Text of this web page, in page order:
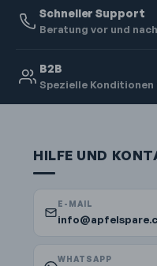
Schneller Support
Beratung vor und
B2B
Spezielle
HILFE UND
E-MAIL
WHATSAPP